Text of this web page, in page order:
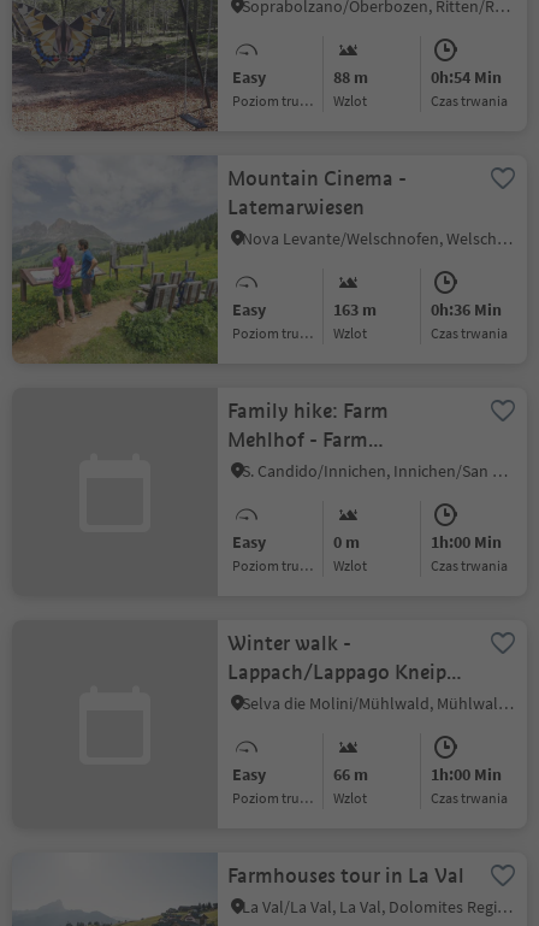
Soprabolzano/Oberbozen, Ritten/Renon, Bolzano/Bozen and environs
Easy
Poziom trudności
88 m
Wzlot
0h:54 Min
czas trwania
Mountain Cinema -
Latemarwiesen
Nova Levante/Welschnofen, Welschnofen/Nova Levante, Dolomites Region Eggental
Easy
Poziom trudności
163 m
Wzlot
0h:36 Min
czas trwania
Family hike: Farm
Mehlhof - Farm
Stauderhof
S. Candido/Innichen, Innichen/San Candido, Dolomites Region 3 Zinnen
Easy
Poziom trudności
0 m
Wzlot
1h:00 Min
czas trwania
Winter walk -
Lappach/Lappago Kneipp
facility
Selva die Molini/Mühlwald, Mühlwald/Selva dei Molini, Ahrntal/Valle Aurina
Easy
Poziom trudności
66 m
Wzlot
1h:00 Min
czas trwania
Farmhouses tour in La Val
La Val/La Val, La Val, Dolomites Region Alta Badia